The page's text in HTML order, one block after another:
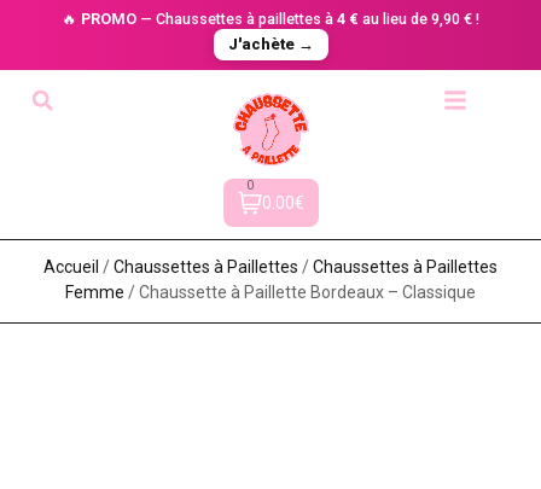
🔥 PROMO — Chaussettes à paillettes à 4 € au lieu de 9,90 € !
J'achète →
0
0.00€
Accueil /Chaussettes à Paillette​s /Chaussettes à Paillettes
Femme / Chaussette à Paillette Bordeaux – Classique